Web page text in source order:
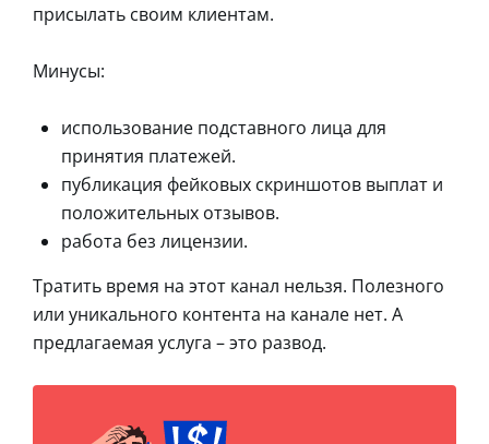
присылать своим клиентам.
Минусы:
использование подставного лица для
принятия платежей.
публикация фейковых скриншотов выплат и
положительных отзывов.
работа без лицензии.
Тратить время на этот канал нельзя. Полезного
или уникального контента на канале нет. А
предлагаемая услуга – это развод.